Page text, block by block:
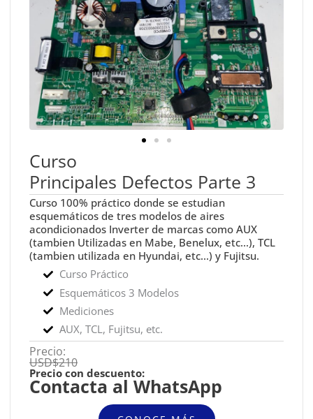
Curso
Principales Defectos Parte 3
Curso 100% práctico donde se estudian
esquemáticos de tres modelos de aires
acondicionados Inverter de marcas como AUX
(tambien Utilizadas en Mabe, Benelux, etc...), TCL
(tambien utilizada en Hyundai, etc...) y Fujitsu.
Curso Práctico
Esquemáticos 3 Modelos
Mediciones
AUX, TCL, Fujitsu, etc.
Precio:
USD$210
Precio con descuento:
Contacta al WhatsApp